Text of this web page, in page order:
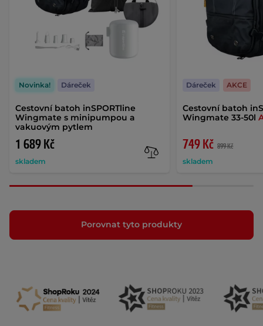
Cestovní batoh inSPORTline
Wingmate s minipumpou a
vakuovým pytlem
1 689 Kč
skladem
Novinka! Dáreček
Cestovní batoh
Wingmate 33-50l
749 Kč 899 Kč
skladem
Dáreček AKCE
Porovnat tyto produkty